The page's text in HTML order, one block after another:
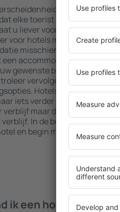
aan hotels
elke toerist iets kan vinden
u liever voor een all
voor hotels met een gezellige
misschien iets voor u? Met
een accommodatie boeken in
gewenste bestemming en
vervolgens de
Hotels in Vezzano di
iets verder weg van de
verblijf maar de
In de buurt is veel te
en begin meteen met
ik een hotel in